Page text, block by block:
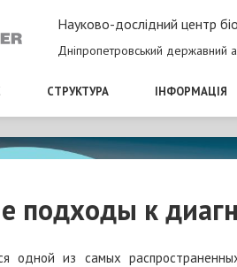
Науково-дослідний центр
Дніпропетровський державний
СТРУКТУРА ІНФОРМАЦІЯ
подходы к
из самых распространенных